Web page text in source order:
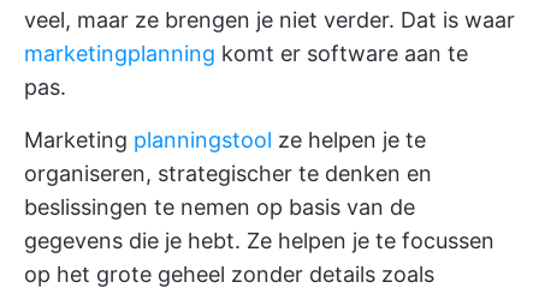
veel, maar ze brengen je niet verder. Dat is waar
marketingplanning komt er software aan te
pas.
Marketing planningstool ze helpen je te
organiseren, strategischer te denken en
beslissingen te nemen op basis van de
gegevens die je hebt. Ze helpen je te focussen
op het grote geheel zonder details zoals